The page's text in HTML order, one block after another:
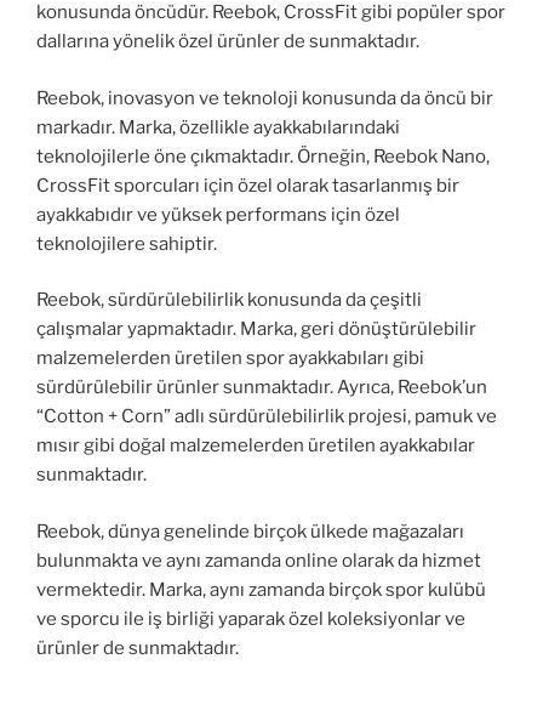
konusunda öncüdür. Reebok, CrossFit gibi popüler spor
dallarına yönelik özel ürünler de sunmaktadır.
Reebok, inovasyon ve teknoloji konusunda da öncü bir
markadır. Marka, özellikle ayakkabılarındaki
teknolojilerle öne çıkmaktadır. Örneğin, Reebok Nano,
CrossFit sporcuları için özel olarak tasarlanmış bir
ayakkabıdır ve yüksek performans için özel
teknolojilere sahiptir.
Reebok, sürdürülebilirlik konusunda da çeşitli
çalışmalar yapmaktadır. Marka, geri dönüştürülebilir
malzemelerden üretilen spor ayakkabıları gibi
sürdürülebilir ürünler sunmaktadır. Ayrıca, Reebok’un
“Cotton + Corn” adlı sürdürülebilirlik projesi, pamuk ve
mısır gibi doğal malzemelerden üretilen ayakkabılar
sunmaktadır.
Reebok, dünya genelinde birçok ülkede mağazaları
bulunmakta ve aynı zamanda online olarak da hizmet
vermektedir. Marka, aynı zamanda birçok spor kulübü
ve sporcu ile iş birliği yaparak özel koleksiyonlar ve
ürünler de sunmaktadır.